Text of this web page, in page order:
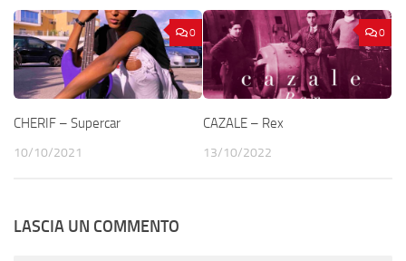
0
CHERIF – Supercar
10/10/2021
0
CAZALE – Rex
13/10/2022
LASCIA UN COMMENTO